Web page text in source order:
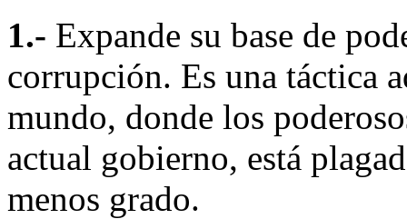
1.- Expande su base de
corrupción. Es una táctica
mundo, donde los
actual gobierno, está
menos grado.